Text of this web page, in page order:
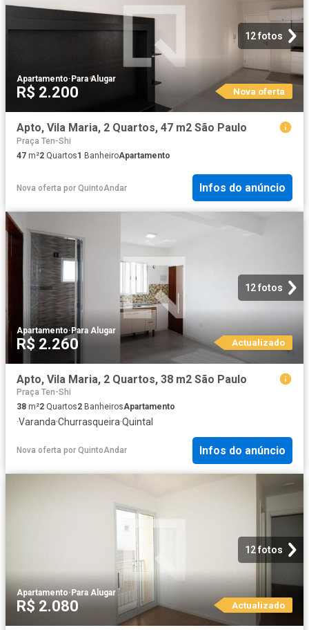
12 fotos
Apartamento· Para Alugar
R$ 2.200 Nova oferta
Apto, Vila Maria, 2 Quartos, 47 m2 São Paulo
Praça Ten-Shi
47 m²2 Quartos1 BanheiroApartamento
Nova oferta por QuintoAndar Infos do anúncio
12 fotos
Apartamento·Para Alugar
R$ 2.260 Actualizado
Apto, Vila Maria, 2 Quartos, 38 m2 São Paulo
Praça Ten-Shi
38 m²2 Quartos2 BanheirosApartamento
·Varanda·Churrasqueira·Quintal
Nova oferta por QuintoAndar Infos do anúncio
12 fotos
Apartamento· Para Alugar
R$ 2.080 Actualizado